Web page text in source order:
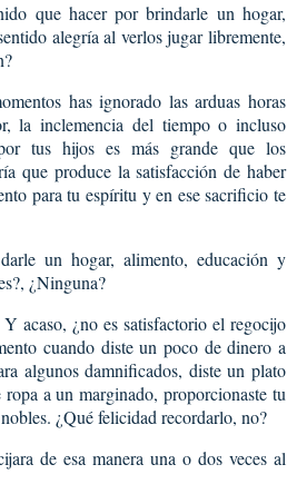
que hacer por brindarle un hogar,
alegría al verlos jugar libremente,
has ignorado las arduas horas
la inclemencia del tiempo o incluso
tus hijos es más grande que los
que produce la satisfacción de haber
para tu espíritu y en ese sacrificio te
un hogar, alimento, educación y
¿Ninguna?
acaso, ¿no es satisfactorio el regocijo
cuando diste un poco de dinero a
algunos damnificados, diste un plato
a un marginado, proporcionaste tu
¿Qué felicidad recordarlo, no?
de esa manera una o dos veces al